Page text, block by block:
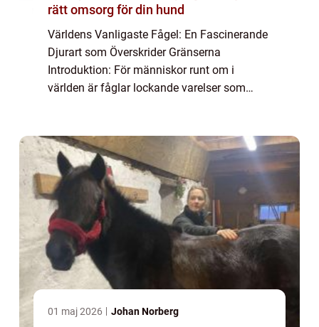
rätt omsorg för din hund
Världens Vanligaste Fågel: En Fascinerande
Djurart som Överskrider Gränserna
Introduktion: För människor runt om i
världen är fåglar lockande varelser som
den här artik...
01 maj 2026 Johan Norberg